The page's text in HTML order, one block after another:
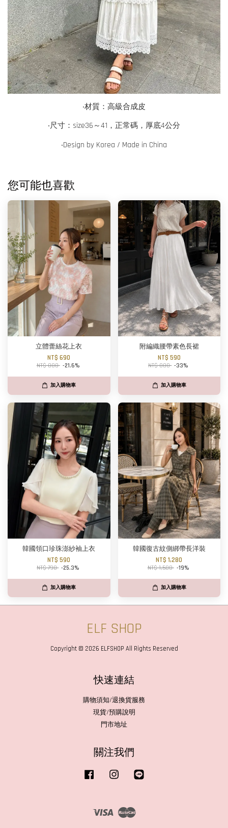
‧材質：高級合成皮
‧尺寸：size36～41，正常碼，厚底4公分
‧Design by Korea / Made in China
您可能也喜歡
立體蕾絲花上衣
NT$ 690
NT$ 880 -21.6%
加入購物車
附編織腰帶素色長裙
NT$ 590
NT$ 880 -33%
加入購物車
韓國領口珍珠澎紗袖上衣
NT$ 590
NT$ 790 -25.3%
加入購物車
韓國復古紋側綁帶長洋裝
NT$ 1,280
NT$ 1,580 -19%
加入購物車
ELF SHOP
Copyright © 2026 ELFSHOP All Rights Reserved
快速連結
購物須知/退換貨服務
現貨/預購說明
門市地址
關注我們
Facebook Instagram
Visa Master